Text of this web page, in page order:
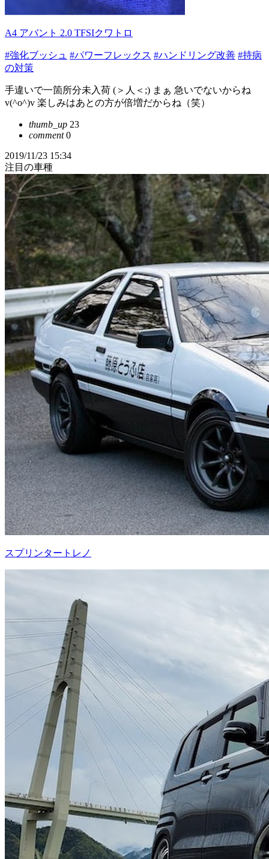
A4 アバント 2.0 TFSIクワトロ
#強化ブッシュ #パワーフレックス #ハンドリング改善 #持病
の対策
手違いで一箇所分未入荷 (＞人＜;) まぁ 急いでないからね
v(^o^)v 楽しみはあとの方が倍増だからね（笑）
thumb_up 23
comment0
2019/11/23 15:34
注目の車種
スプリンタートレノ